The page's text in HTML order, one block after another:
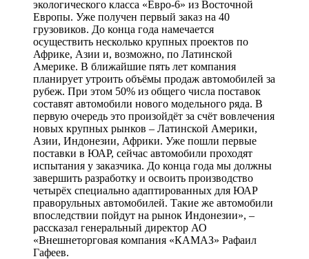
экологического класса «Евро-6» из Восточной
Европы. Уже получен первый заказ на 40
грузовиков. До конца года намечается
осуществить несколько крупных проектов по
Африке, Азии и, возможно, по Латинской
Америке. В ближайшие пять лет компания
планирует утроить объёмы продаж автомобилей за
рубеж. При этом 50% из общего числа поставок
составят автомобили нового модельного ряда. В
первую очередь это произойдёт за счёт вовлечения
новых крупных рынков – Латинской Америки,
Азии, Индонезии, Африки. Уже пошли первые
поставки в ЮАР, сейчас автомобили проходят
испытания у заказчика. До конца года мы должны
завершить разработку и освоить производство
четырёх специально адаптированных для ЮАР
праворульных автомобилей. Такие же автомобили
впоследствии пойдут на рынок Индонезии», –
рассказал генеральный директор АО
«Внешнеторговая компания «КАМАЗ» Рафаил
Гафеев.